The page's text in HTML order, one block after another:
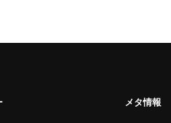
メタ情報